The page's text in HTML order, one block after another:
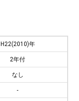
H22(2010)年
2年付
なし
-